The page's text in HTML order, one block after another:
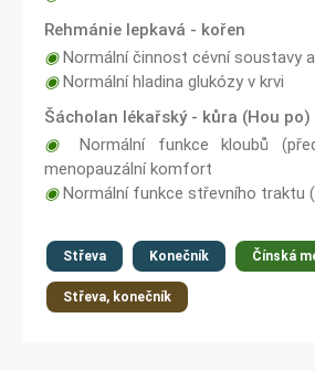
Rehmánie lepkavá - kořen
◉Normální činnost cévní soustavy
◉Normální hladina glukózy v krvi
Šácholan lékařský - kůra (Hou po)
◉
Normální funkce kloubů
menopauzální komfort
◉Normální funkce střevního traktu
Střeva Konečník Čínská
Střeva, konečník